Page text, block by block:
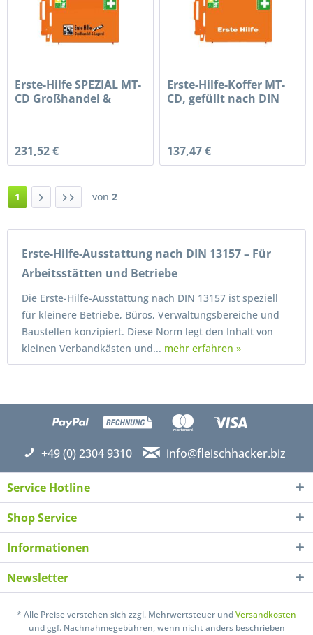
Erste-Hilfe SPEZIAL MT-
CD Großhandel &
231,52 €
Erste-Hilfe-Koffer MT-
CD, gefüllt nach DIN
137,47 €
1 von 2
Erste-Hilfe-Ausstattung nach DIN 13157 – Für
Arbeitsstätten und Betriebe
Die Erste-Hilfe-Ausstattung nach DIN 13157 ist speziell
für kleinere Betriebe, Büros, Verwaltungsbereiche und
Baustellen konzipiert. Diese Norm legt den Inhalt von
kleinen Verbandkästen und... mehr erfahren »
+49 (0) 2304 9310 info@fleischhacker.biz
Service Hotline
Shop Service
Informationen
Newsletter
* Alle Preise verstehen sich zzgl. Mehrwertsteuer undVersandkosten
und ggf. Nachnahmegebühren, wenn nicht anders beschrieben